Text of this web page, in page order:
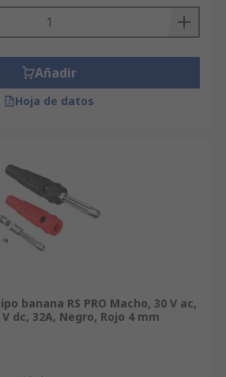
Añadir
Hoja de datos
banana RS PRO Macho, 30 V ac,
dc, 32A, Negro, Rojo 4 mm